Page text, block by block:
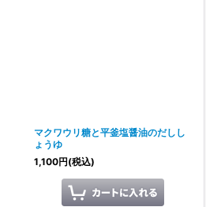
マクワウリ糖と平釜塩醤油のだしし
ょうゆ
1,100円(税込)